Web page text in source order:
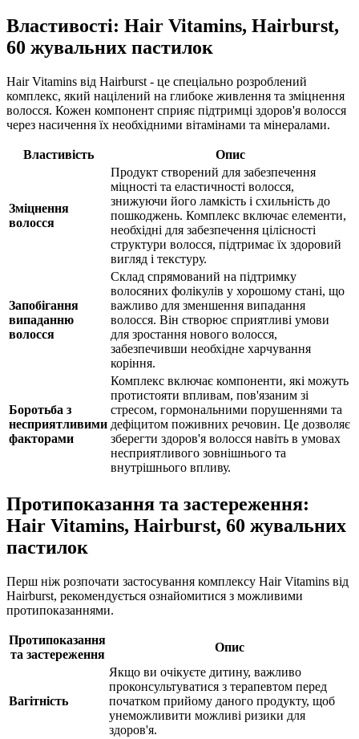
Властивості: Hair Vitamins, Hairburst,
60 жувальних пастилок
Hair Vitamins від Hairburst - це спеціально розроблений
комплекс, який націлений на глибоке живлення та зміцнення
волосся. Кожен компонент сприяє підтримці здоров'я волосся
через насичення їх необхідними вітамінами та мінералами.
Властивість Опис
Зміцнення
волосся
Продукт створений для забезпечення
міцності та еластичності волосся,
знижуючи його ламкість і схильність до
пошкоджень. Комплекс включає елементи,
необхідні для забезпечення цілісності
структури волосся, підтримає їх здоровий
вигляд і текстуру.
Запобігання
випаданню
волосся
Склад спрямований на підтримку
волосяних фолікулів у хорошому стані, що
важливо для зменшення випадання
волосся. Він створює сприятливі умови
для зростання нового волосся,
забезпечивши необхідне харчування
коріння.
Боротьба з
несприятливими
факторами
Комплекс включає компоненти, які можуть
протистояти впливам, пов'язаним зі
стресом, гормональними порушеннями та
дефіцитом поживних речовин. Це дозволяє
зберегти здоров'я волосся навіть в умовах
несприятливого зовнішнього та
внутрішнього впливу.
Протипоказання та застереження:
Hair Vitamins, Hairburst, 60 жувальних
пастилок
Перш ніж розпочати застосування комплексу Hair Vitamins від
Hairburst, рекомендується ознайомитися з можливими
протипоказаннями.
Протипоказання
та застереження
Опис
Вагітність
Якщо ви очікуєте дитину, важливо
проконсультуватися з терапевтом перед
початком прийому даного продукту, щоб
унеможливити можливі ризики для
здоров'я.